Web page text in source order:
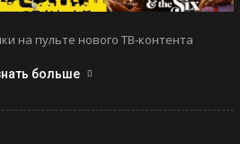
на пульте нового ТВ-контента
больше